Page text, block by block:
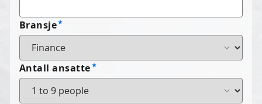
Bransje
Antall ansatte